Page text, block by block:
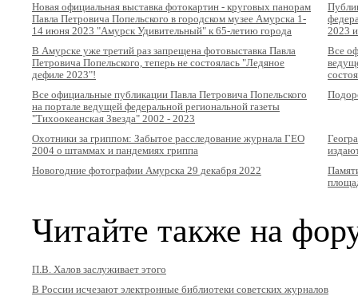
Новая официальная выставка фотокартин - круговых панорам
Павла Петровича Попельского в городском музее Амурска 1-
14 июня 2023 "Амурск Удивительный" к 65-летию города
2023
В Амурске уже третий раз запрещена фотовыставка Павла
Петровича Попельского, теперь не состоялась "Ледяное
дефиле 2023"!
Все
Все официальные публикации Павла Петровича Попельского
на портале ведущей федеральной региональной газеты
"Тихоокеанская Звезда" 2002 - 2023
Охотники за гриппом: Забытое расследование журнала ГЕО
2004 о штаммах и пандемиях гриппа
Новогодние фотографии Амурска 29 декабря 2022
Читайте также на
П.В. Халов заслуживает этого
В России исчезают электронные библиотеки советских журналов